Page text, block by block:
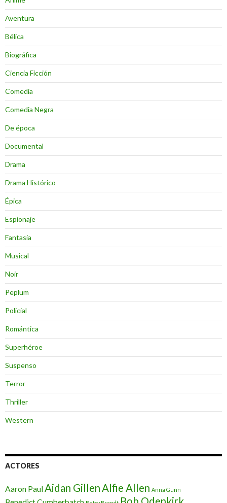
Aventura
Bélica
Biográfica
Ciencia Ficción
Comedia
Comedia Negra
De época
Documental
Drama
Drama Histórico
Épica
Espionaje
Fantasia
Musical
Noir
Peplum
Policial
Romántica
Superhéroe
Suspenso
Terror
Thriller
Western
ACTORES
Aaron PaulAidan GillenAlfie Allen Anna Gunn